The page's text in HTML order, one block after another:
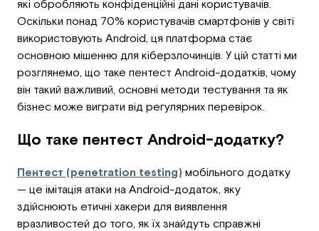
які обробляють конфіденційні дані користувачів.
Оскільки понад 70% користувачів смартфонів у світі
використовують Android, ця платформа стає
основною мішенню для кіберзлочинців. У цій статті ми
розглянемо, що таке пентест Android-додатків, чому
він такий важливий, основні методи тестування та як
бізнес може виграти від регулярних перевірок.
Що таке пентест Android-додатку?
Пентест (penetration testing) мобільного додатку
— це імітація атаки на Android-додаток, яку
здійснюють етичні хакери для виявлення
вразливостей до того, як їх знайдуть справжні